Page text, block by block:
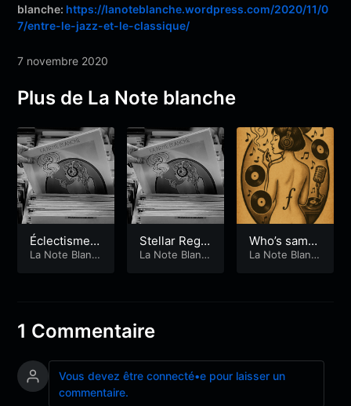
blanche: https://lanoteblanche.wordpress.com/2020/11/0
7/entre-le-jazz-et-le-classique/
7 novembre 2020
Plus de La Note blanche
Éclectisme e
t fusion
La Note Blanc
Stellar Regio
ns
La Note Blanc
Who’s sampl
e : le retour
La Note Blanc
1 Commentaire
Vous devez être connecté•e pour laisser un
commentaire.